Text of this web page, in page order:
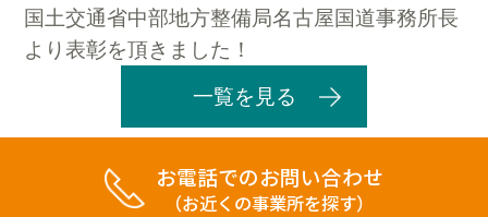
国土交通省中部地方整備局名古屋国道事務所長
より表彰を頂きました！
一覧を見る
お電話でのお問い合わせ
（お近くの事業所を探す）